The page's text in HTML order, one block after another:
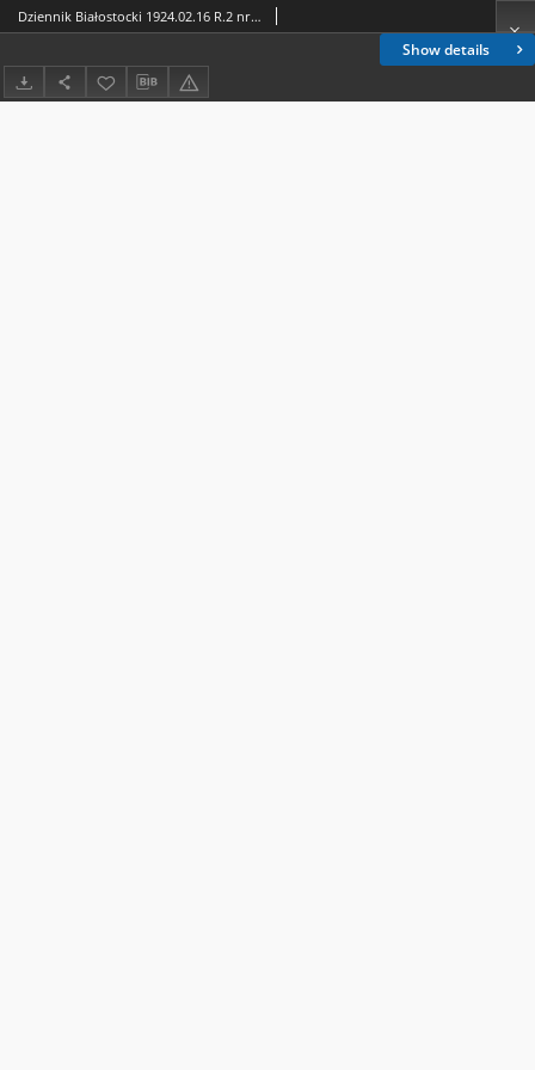
Show details
Dziennik Białostocki 1924.02.16 R.2 nr 46